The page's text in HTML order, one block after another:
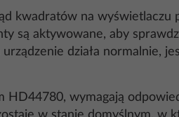
kwadratów na
są aktywowane, aby
działa normalnie,
HD44780, wymagają